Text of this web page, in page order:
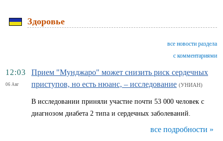
Здоровье
все новости раздела
с комментариями
12:03
06 Авг
Прием "Мунджаро" может снизить риск сердечных
приступов, но есть нюанс, – исследование (УНИАН)
В исследовании приняли участие почти 53 000 человек с
диагнозом диабета 2 типа и сердечных заболеваний.
все подробности »